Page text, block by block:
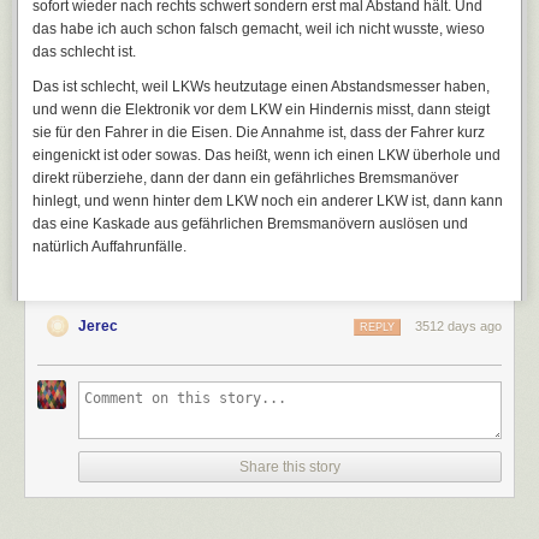
Außerdem muss man berücksichtigen, dass die LG-Studie aus dem Jahr
die Preise für Akkus aber mehr als halbiert, auch weil die Produktion viel
Diese PÜberlegungen deckt übrigens auch die IVL-Metastudie:
sofort wieder nach rechts schwert sondern erst mal Abstand hält. Und
das habe ich auch schon falsch gemacht, weil ich nicht wusste, wieso
das schlecht ist.
Das ist schlecht, weil LKWs heutzutage einen Abstandsmesser haben,
und wenn die Elektronik vor dem LKW ein Hindernis misst, dann steigt
sie für den Fahrer in die Eisen. Die Annahme ist, dass der Fahrer kurz
eingenickt ist oder sowas. Das heißt, wenn ich einen LKW überhole und
direkt rüberziehe, dann der dann ein gefährliches Bremsmanöver
hinlegt, und wenn hinter dem LKW noch ein anderer LKW ist, dann kann
das eine Kaskade aus gefährlichen Bremsmanövern auslösen und
natürlich Auffahrunfälle.
Jerec 3512 days ago
REPLY
Share this story